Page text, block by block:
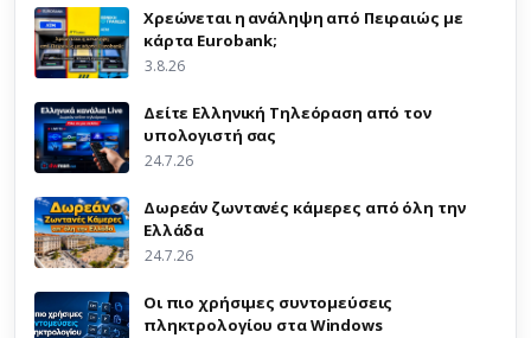
Χρεώνεται η ανάληψη από Πειραιώς με
κάρτα Eurobank;
3.8.26
Δείτε Ελληνική Τηλεόραση από τον
υπολογιστή σας
24.7.26
Δωρεάν ζωντανές κάμερες από όλη την
Ελλάδα
24.7.26
Οι πιο χρήσιμες συντομεύσεις
πληκτρολογίου στα Windows